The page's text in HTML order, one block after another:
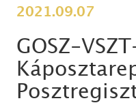
2021.09.07
GOSZ-